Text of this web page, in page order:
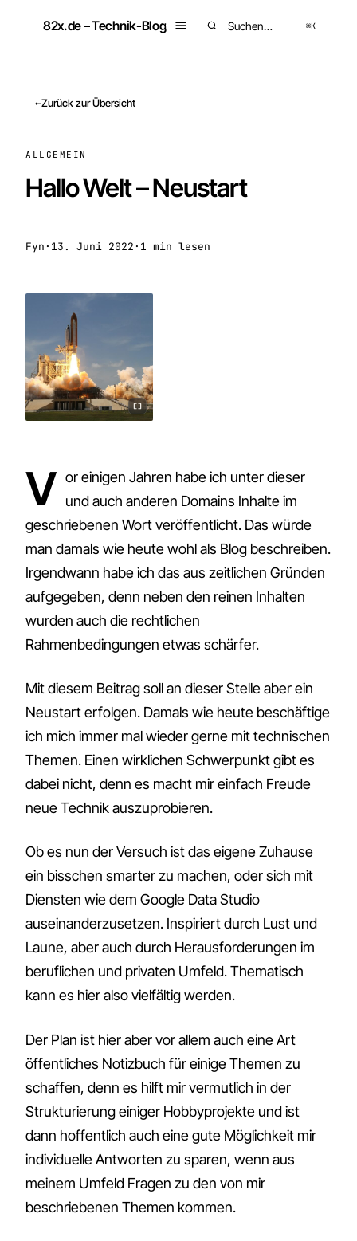
82x.de – Technik-Blog
Suchen
⌘K
Zurück zur Übersicht
ALLGEMEIN
Hallo Welt – Neustart
Fyn · 13. Juni 2022 · 1 min lesen
V or einigen Jahren habe ich unter dieser
und auch anderen Domains Inhalte im
geschriebenen Wort veröffentlicht. Das würde
man damals wie heute wohl als Blog beschreiben.
Irgendwann habe ich das aus zeitlichen Gründen
aufgegeben, denn neben den reinen Inhalten
wurden auch die rechtlichen
Rahmenbedingungen etwas schärfer.
Mit diesem Beitrag soll an dieser Stelle aber ein
Neustart erfolgen. Damals wie heute beschäftige
ich mich immer mal wieder gerne mit technischen
Themen. Einen wirklichen Schwerpunkt gibt es
dabei nicht, denn es macht mir einfach Freude
neue Technik auszuprobieren.
Ob es nun der Versuch ist das eigene Zuhause
ein bisschen smarter zu machen, oder sich mit
Diensten wie dem Google Data Studio
auseinanderzusetzen. Inspiriert durch Lust und
Laune, aber auch durch Herausforderungen im
beruflichen und privaten Umfeld. Thematisch
kann es hier also vielfältig werden.
Der Plan ist hier aber vor allem auch eine Art
öffentliches Notizbuch für einige Themen zu
schaffen, denn es hilft mir vermutlich in der
Strukturierung einiger Hobbyprojekte und ist
dann hoffentlich auch eine gute Möglichkeit mir
individuelle Antworten zu sparen, wenn aus
meinem Umfeld Fragen zu den von mir
beschriebenen Themen kommen.